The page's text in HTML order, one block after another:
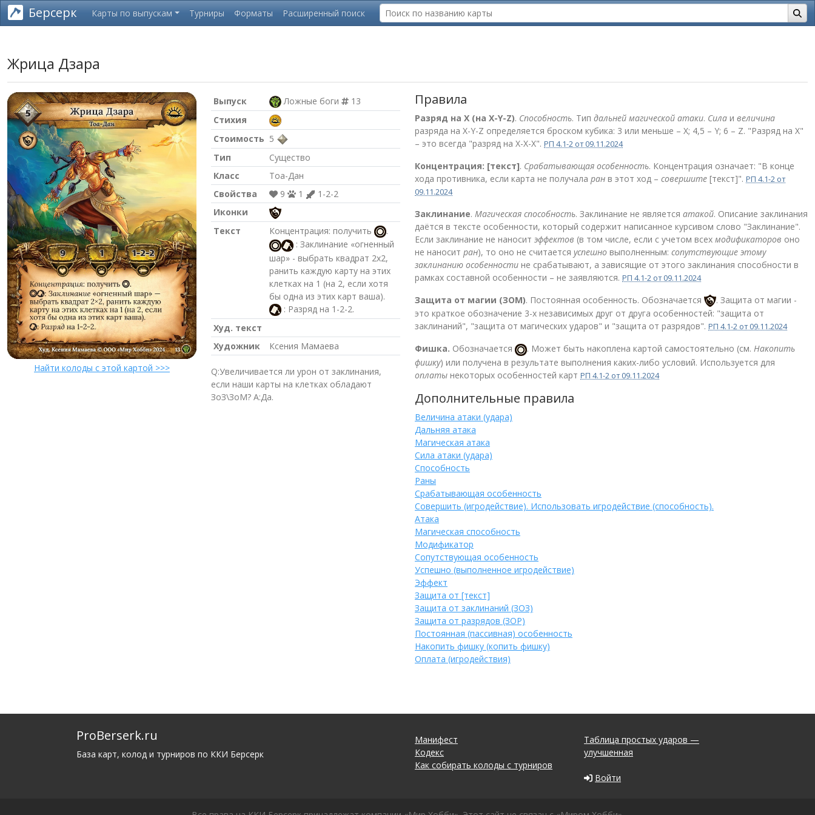
Берсерк Карты по выпускам Турниры Форматы Расширенный поиск
Жрица Дзара
Найти колоды с этой картой >>>
Выпуск Ложные боги
13
Стихия
Стоимость 5
Тип
Существо
Класс
Тоа-Дан
Свойства
9 1
1-2-2
Иконки
Текст
Концентрация: получить
.
: Заклинание «огненный
шар» - выбрать квадрат 2х2,
ранить каждую карту на этих
клетках на 1 (на 2, если хотя
бы одна из этих карт ваша).
: Разряд на 1-2-2.
Худ. текст
Художник
Ксения Мамаева
Q:Увеличивается ли урон от заклинания,
если наши карты на клетках обладают
ЗоЗ\ЗоМ? A:Да.
Правила
Разряд на X (на X-Y-Z). Способность. Тип дальней магической атаки. Сила и величина
разряда на X-Y-Z определяется броском кубика: 3 или меньше – X; 4,5 – Y; 6 – Z. "Разряд на Х"
– это всегда "разряд на X-X-X". РП 4.1-2 от 09.11.2024
Концентрация: [текст]. Срабатывающая особенность. Концентрация означает: "В конце
хода противника, если карта не получала ран в этот ход – совершите [текст]". РП 4.1-2 от
09.11.2024
Заклинание. Магическая способность. Заклинание не является атакой. Описание заклинания
даётся в тексте особенности, который содержит написанное курсивом слово "Заклинание".
Если заклинание не наносит эффектов (в том числе, если с учетом всех модификаторов оно
не наносит ран), то оно не считается успешно выполненным: сопутствующие этому
заклинанию особенности не срабатывают, а зависящие от этого заклинания способности в
рамках составной особенности – не заявляются. РП 4.1-2 от 09.11.2024
Защита от магии (ЗОМ). Постоянная особенность. Обозначается
. Защита от магии -
это краткое обозначение 3-х независимых друг от друга особенностей: "защита от
заклинаний", "защита от магических ударов" и "защита от разрядов". РП 4.1-2 от 09.11.2024
Фишка. Обозначается . Может быть накоплена картой самостоятельно (см. Накопить
фишку) или получена в результате выполнения каких-либо условий. Используется для
оплаты некоторых особенностей карт РП 4.1-2 от 09.11.2024
Дополнительные правила
Величина атаки (удара)
Дальняя атака
Магическая атака
Сила атаки (удара)
Способность
Раны
Срабатывающая особенность
Совершить (игродействие). Использовать игродействие (способность).
Атака
Магическая способность
Модификатор
Сопутствующая особенность
Успешно (выполненное игродействие)
Эффект
Защита от [текст]
Защита от заклинаний (ЗОЗ)
Защита от разрядов (ЗОР)
Постоянная (пассивная) особенность
Накопить фишку (копить фишку)
Оплата (игродействия)
ProBerserk.ru
База карт, колод и турниров по ККИ Берсерк
Манифест
Кодекс
Как собирать колоды с турниров
Таблица простых ударов —
улучшенная
Войти